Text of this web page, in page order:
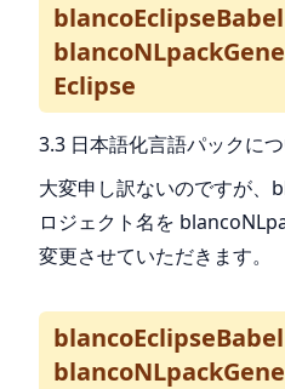
Eclipse
3.3 日本語化言語パックに
大変申し訳ないのですが、
ロジェクト名を
変更させていただきます。